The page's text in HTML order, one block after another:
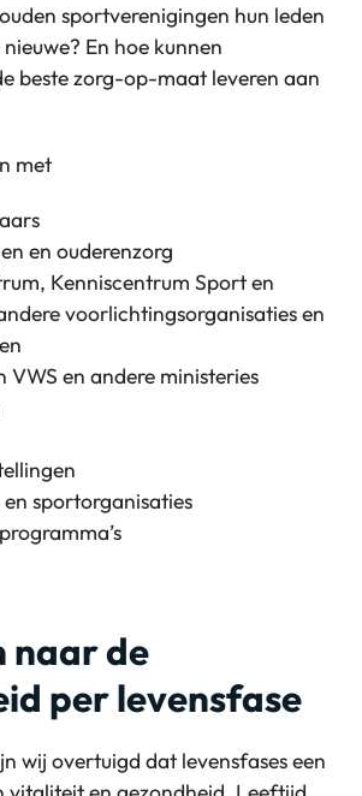
sportverenigingen hun leden
En hoe kunnen
beste zorg-op-maat leveren aan
met
en ouderenzorg
Kenniscentrum Sport en
voorlichtingsorganisaties en
VWS en andere ministeries
sportorganisaties
naar de
per levensfase
wij overtuigd dat levensfases een